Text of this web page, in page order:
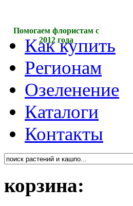
Помогаем флористам с
2012 года
Как купить
Регионам
Озеленение
Каталоги
Контакты
корзина: